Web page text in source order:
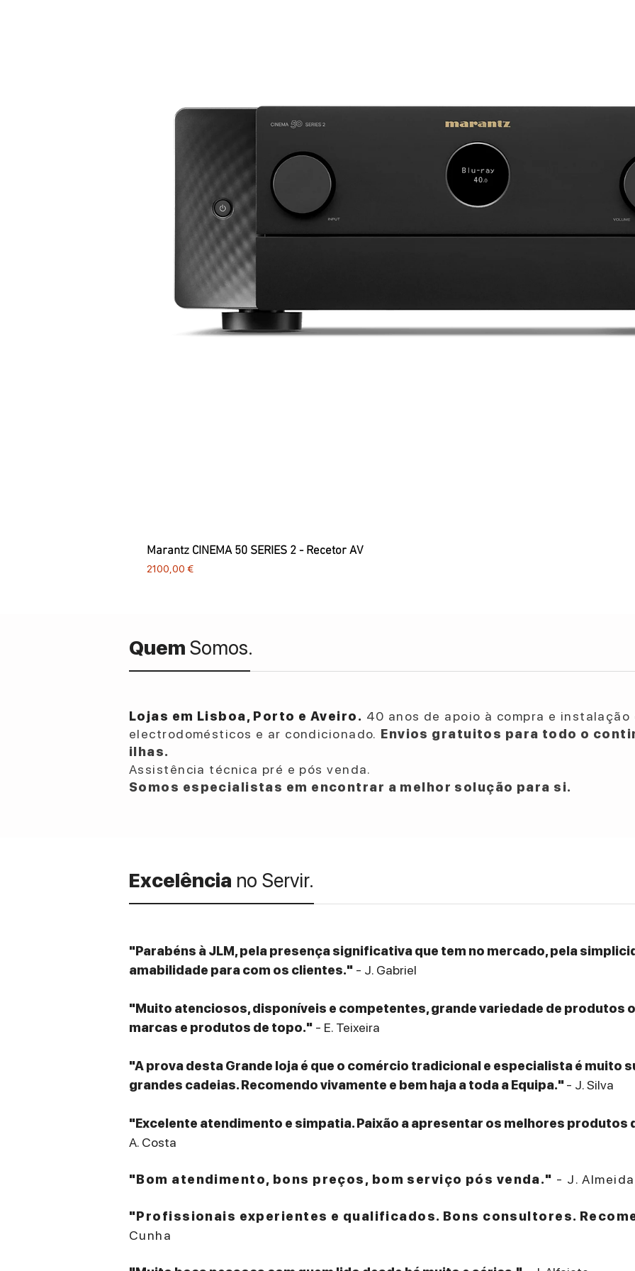
Marantz CINEMA 50 SERIES 2 - Recetor AV
Preço
2100,00 €
Quem Somos.
Lojas em Lisboa, Porto e Aveiro. 40 anos de apoio à compra e instalação
electrodomésticos e ar condicionado. Envios gratuitos para todo o
ilhas.
Assistência técnica pré e pós venda.
Somos especialistas em encontrar a melhor solução para si.
Excelência no Servir.
"Parabéns à JLM, pela presença significativa que tem no mercado, pela
amabilidade para com os clientes." - J. Gabriel
"Muito atenciosos, disponíveis e competentes, grande variedade de produtos
marcas e produtos de topo." - E. Teixeira
"A prova desta Grande loja é que o comércio tradicional e especialista é muito
grandes cadeias. Recomendo vivamente e bem haja a toda a Equipa."- J. Silva
"Excelente atendimento e simpatia. Paixão a apresentar os melhores produtos
A. Costa
"Bom atendimento, bons preços, bom serviço pós venda." - J. Almeida
"Profissionais experientes e qualificados. Bons consultores.
Cunha